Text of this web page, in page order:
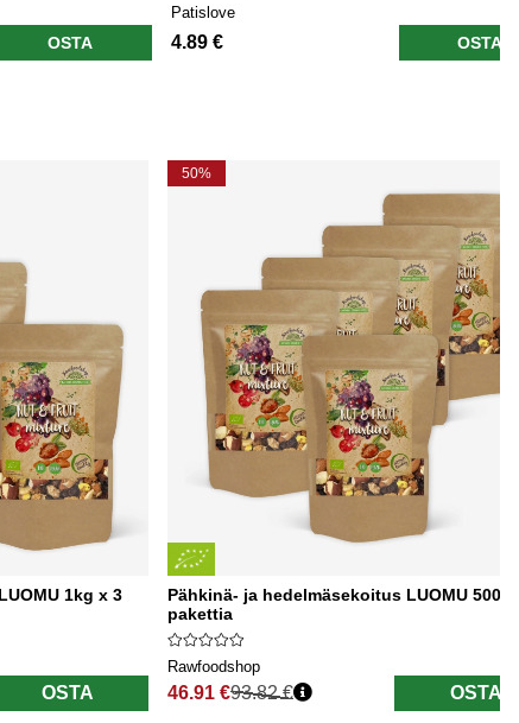
OSTA
Patislove
4.89 € OSTA
1kg x 3
OSTA
50%
Pähkinä- ja hedelmäsekoitus LUOMU 500g
pakettia
Rawfoodshop
46.91 €
Normaali hinta
93.82 € OSTA